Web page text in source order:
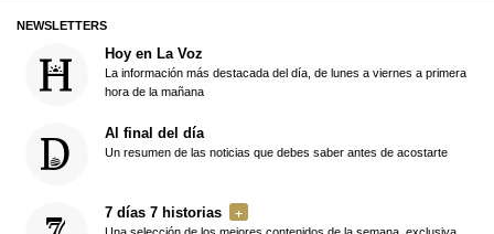
NEWSLETTERS
Hoy en La Voz
La información más destacada del día, de lunes a viernes a primera
hora de la mañana
Al final del día
Un resumen de las noticias que debes saber antes de acostarte
7 días 7 historias